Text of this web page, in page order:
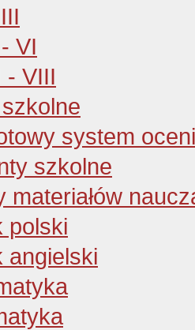
VI
- VIII
system
szkolne
materiałów
polski
angielski